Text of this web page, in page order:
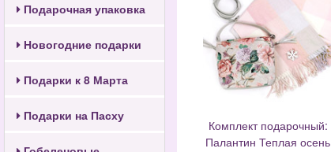
Подарочная упаковка
Новогодние подарки
Подарки к 8 Марта
Подарки на Пасху
Комплект подарочный:
Палантин Теплая осень